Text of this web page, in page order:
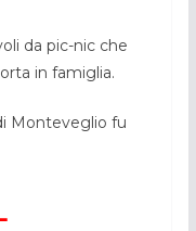
da pic-nic che
in famiglia.
Monteveglio fu